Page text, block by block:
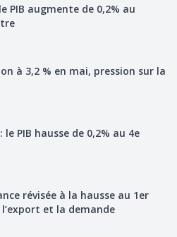
PIB augmente de 0,2% au
à 3,2 % en mai, pression sur la
le PIB hausse de 0,2% au 4e
révisée à la hausse au 1er
et la demande